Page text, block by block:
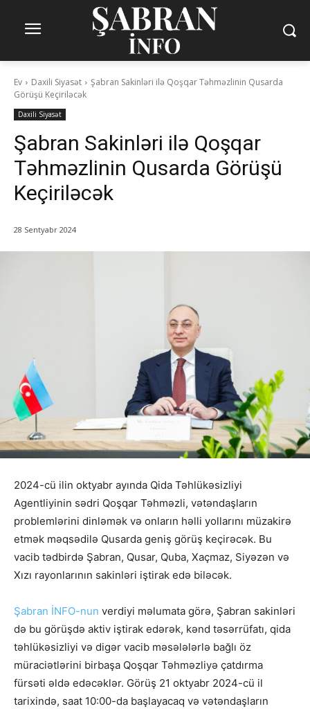
Ev Daxili Siyasət
Şabran Sakinləri ilə Qoşqar Təhməzlinin Qusarda
Görüşü Keçiriləcək
Daxili Siyasət
Şabran Sakinləri ilə Qoşqar
Təhməzlinin Qusarda Görüşü
Keçiriləcək
28 Sentyabr 2024
2024-cü ilin oktyabr ayında Qida Təhlükəsizliyi
Agentliyinin sədri Qoşqar Təhməzli, vətəndaşların
problemlərini dinləmək və onların həlli yollarını müzakirə
etmək məqsədilə Qusarda geniş görüş keçirəcək. Bu
vacib tədbirdə Şabran, Qusar, Quba, Xaçmaz, Siyəzən və
Xızı rayonlarının sakinləri iştirak edə biləcək.
Şabran İNFO-nun verdiyi məlumata görə, Şabran sakinləri
də bu görüşdə aktiv iştirak edərək, kənd təsərrüfatı, qida
təhlükəsizliyi və digər vacib məsələlərlə bağlı öz
müraciətlərini birbaşa Qoşqar Təhməzliyə çatdırma
fürsəti əldə edəcəklər. Görüş 21 oktyabr 2024-cü il
tarixində, saat 10:00-da başlayacaq və vətəndaşların